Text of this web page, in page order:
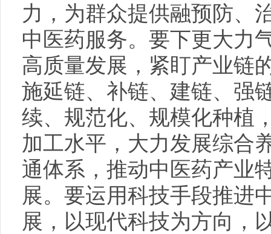
力，为群众提供融预防、
中医药服务。要下更大力
高质量发展，紧盯产业链
施延链、补链、建链、强
续、规范化、规模化种植
加工水平，大力发展综合
通体系，推动中医药产业
展。要运用科技手段推进
展，以现代科技为方向，